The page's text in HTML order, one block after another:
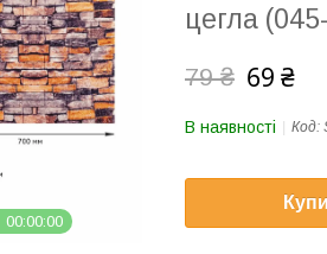
00 00 00
цегла
79 ₴ 69 ₴
В наявності Код: